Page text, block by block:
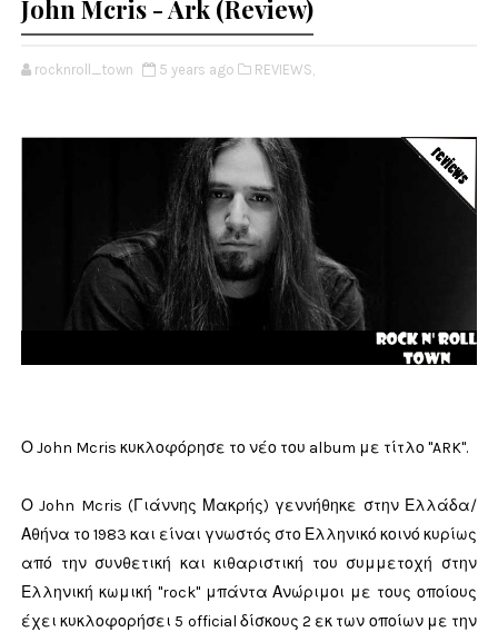
John Mcris - Ark (Review)
rocknroll_town 5 years ago REVIEWS,
Ο John Mcris κυκλοφόρησε το νέο του album με τίτλο "ARK".
Ο John Mcris (Γιάννης Μακρής) γεννήθηκε στην Ελλάδα/
Αθήνα το 1983 και είναι γνωστός στο Ελληνικό κοινό κυρίως
από την συνθετική και κιθαριστική του συμμετοχή στην
Ελληνική κωμική "rock" μπάντα Ανώριμοι με τους οποίους
έχει κυκλοφορήσει 5 official δίσκους 2 εκ των οποίων με την